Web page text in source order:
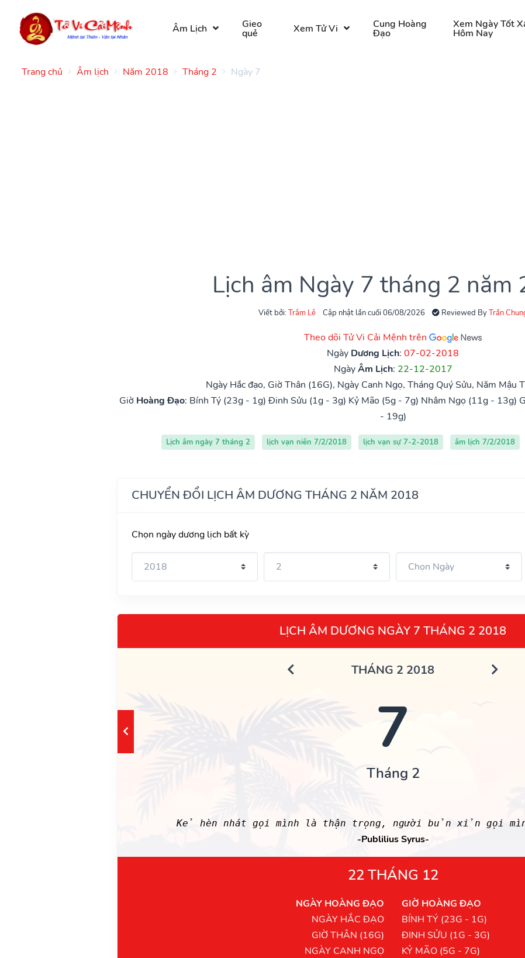
Âm Lịch Gieo
quẻ Xem Tử Vi Cung Hoàng
Đạo
Xem Ngày Tốt
Hôm Nay
Trang chủ Âm lịch Năm 2018 Tháng 2 Ngày 7
Lịch âm Ngày 7 tháng 2 năm
Viết bởi: Trâm Lê Cập nhật lần cuối 06/08/2026 Reviewed ByTrần
Theo dõi Tử Vi Cải Mệnh trên
Ngày Dương Lịch: 07-02-2018
NgàyÂm Lịch: 22-12-2017
Ngày Hắc đạo, Giờ Thân (16G), Ngày Canh Ngọ, Tháng Quý Sửu, Năm Mậu
Giờ Hoàng Đạo: Bính Tý (23g - 1g) Đinh Sửu (1g - 3g) Kỷ Mão (5g - 7g) Nhâm Ngọ (11g - 13g)
- 19g)
Lịch âm ngày 7 tháng 2 lịch vạn niên 7/2/2018 lịch vạn sự 7-2-2018 âm lịch 7/2/2018
CHUYỂN ĐỔI LỊCH ÂM DƯƠNG THÁNG 2 NĂM 2018
Chọn ngày dương lịch bất kỳ
LỊCH ÂM DƯƠNG NGÀY 7 THÁNG 2 2018
THÁNG 2 2018
7
Tháng 2
Kẻ hèn nhát gọi mình là thận trọng, người bủn xỉn gọi
-Publilius Syrus-
22 THÁNG 12
NGÀY HOÀNG ĐẠO
NGÀY HẮC ĐẠO
GIỜ THÂN (16G)
NGÀY CANH NGỌ
GIỜ HOÀNG ĐẠO
BÍNH TÝ (23G - 1G)
ĐINH SỬU (1G - 3G)
KỶ MÃO (5G - 7G)